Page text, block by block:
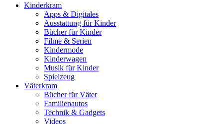
Kinderkram
Apps & Digitales
Ausstattung für Kinder
Bücher für Kinder
Filme & Serien
Kindermode
Kinderwagen
Musik für Kinder
Spielzeug
Väterkram
Bücher für Väter
Familienautos
Technik & Gadgets
Videos